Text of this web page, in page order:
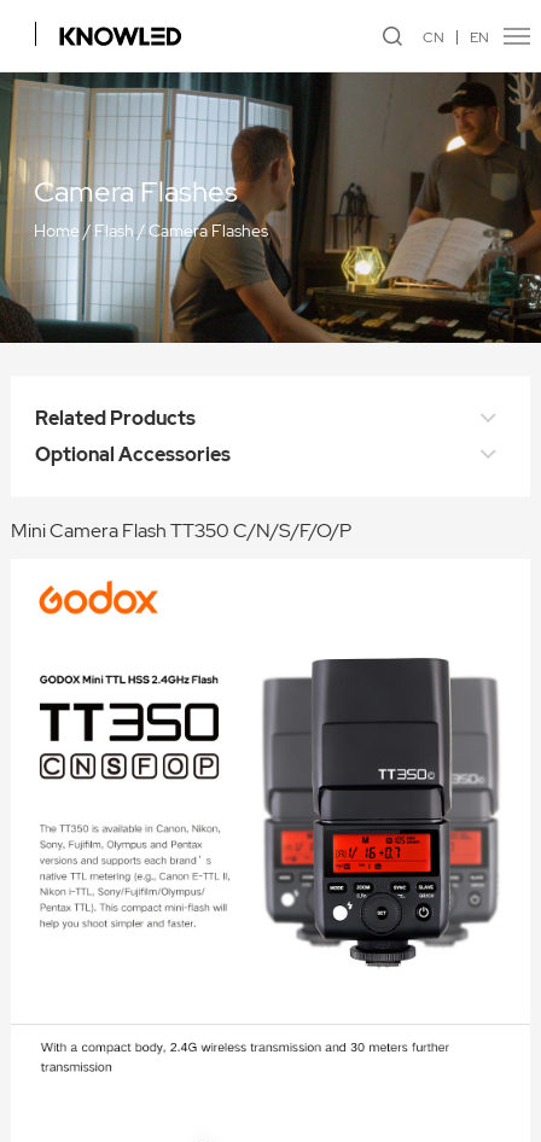
CN EN
Camera Flashes
Home/ Flash /Camera Flashes
Related Products
Optional Accessories
Mini Camera Flash TT350 C/N/S/F/O/P